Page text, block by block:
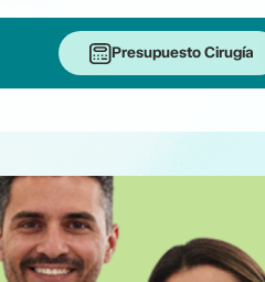
Presupuesto Cirugía